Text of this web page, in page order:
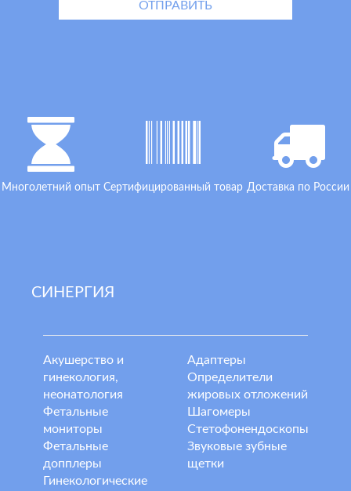
Многолетний опыт Сертифицированный товар Доставка по России
СИНЕРГИЯ
Акушерство и
гинекология,
неонатология
Фетальные
мониторы
Фетальные
допплеры
Гинекологические
Адаптеры
Определители
жировых отложений
Шагомеры
Стетофонендоскопы
Звуковые зубные
щетки